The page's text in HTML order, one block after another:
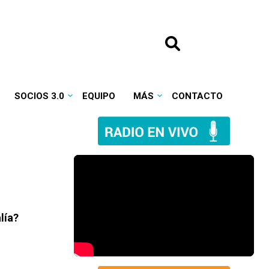
SOCIOS 3.0 EQUIPO MÁS CONTACTO